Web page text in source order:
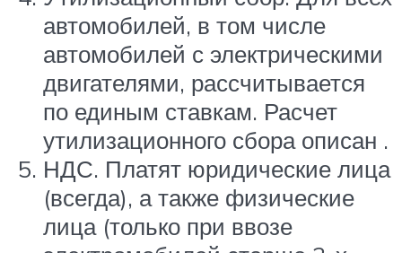
автомобилей, в том числе
автомобилей с электрическими
двигателями, рассчитывается
по единым ставкам. Расчет
утилизационного сбора описан .
НДС. Платят юридические лица
(всегда), а также физические
лица (только при ввозе